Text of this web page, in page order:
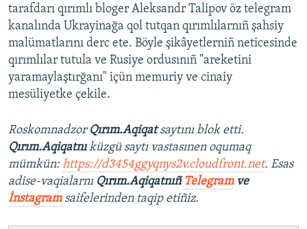
tarafdarı qırımlı bloger Aleksandr Talipov öz telegram
kanalında Ukrayinağa qol tutqan qırımlılarnıñ şahsiy
malümatlarını derc ete. Böyle şikâyetlerniñ neticesinde
qırımlılar tutula ve Rusiye ordusınıñ "areketini
yaramaylaştırğanı" içün memuriy ve cinaiy
mesüliyetke çekile.
Roskomnadzor Qırım.Aqiqatsaytını blok etti.
Qırım.Aqiqatnıküzgü saytı vastasınen oqumaq
mümkün:https://d3454ggyqnys2v.cloudfront.net. Esas
adise-vaqialarnı Qırım.Aqiqatnıñ Telegramve
İnstagram saifelerinden taqip etiñiz.